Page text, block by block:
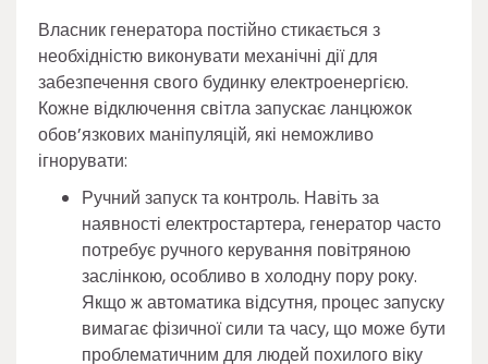
Власник генератора постійно стикається з
необхідністю виконувати механічні дії для
забезпечення свого будинку електроенергією.
Кожне відключення світла запускає ланцюжок
обов’язкових маніпуляцій, які неможливо
ігнорувати:
Ручний запуск та контроль. Навіть за
наявності електростартера, генератор часто
потребує ручного керування повітряною
заслінкою, особливо в холодну пору року.
Якщо ж автоматика відсутня, процес запуску
вимагає фізичної сили та часу, що може бути
проблематичним для людей похилого віку